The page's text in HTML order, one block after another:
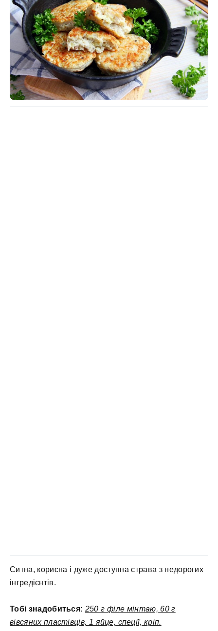
Ситна, корисна і дуже доступна страва з недорогих
інгредієнтів.
Тобі знадобиться: 250 г філе мінтаю, 60 г
вівсяних пластівців, 1 яйце, спеції, кріп.